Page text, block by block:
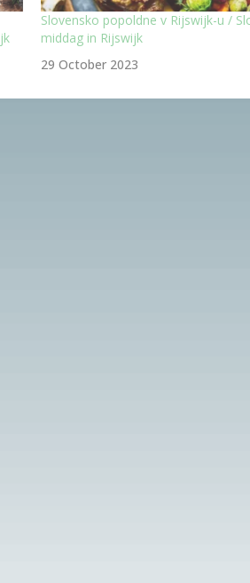
Slovensko popoldne v Rijswijk-u /
middag in Rijswijk
29 October 2023